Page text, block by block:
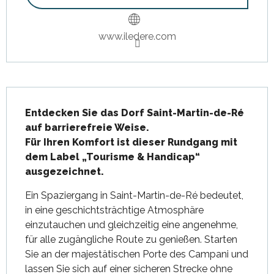
www.iledere.com
Entdecken Sie das Dorf Saint-Martin-de-Ré
auf barrierefreie Weise.
Für Ihren Komfort ist dieser Rundgang mit
dem Label „Tourisme & Handicap“
ausgezeichnet.
Ein Spaziergang in Saint-Martin-de-Ré bedeutet,
in eine geschichtsträchtige Atmosphäre
einzutauchen und gleichzeitig eine angenehme,
für alle zugängliche Route zu genießen. Starten
Sie an der majestätischen Porte des Campani und
lassen Sie sich auf einer sicheren Strecke ohne